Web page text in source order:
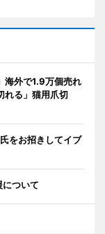
海外で1.9万個売れ
れる」猫用爪切
をお招きしてイブ
ついて